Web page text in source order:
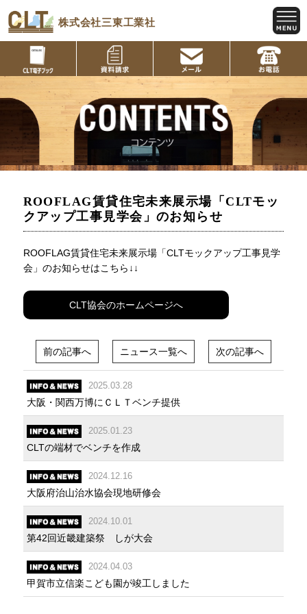
株式会社三東工業社
ROOFLAG賃貸住宅未来展示場「CLTモッ
クアップ工事見学会」のお知らせ
ROOFLAG賃貸住宅未来展示場「CLTモックアップ工事見学
会」のお知らせはこちら↓↓
CLT協会のホームページへ
前の記事へ ニュース一覧へ 次の記事へ
2025.03.28
大阪・関西万博にＣＬＴベンチ提供
2025.01.23
CLTの端材でベンチを作成
2024.12.16
大阪府治山治水協会現地研修会
2024.10.01
第42回近畿建築祭 しが大会
2024.04.03
甲賀市立信楽こども園が竣工しました